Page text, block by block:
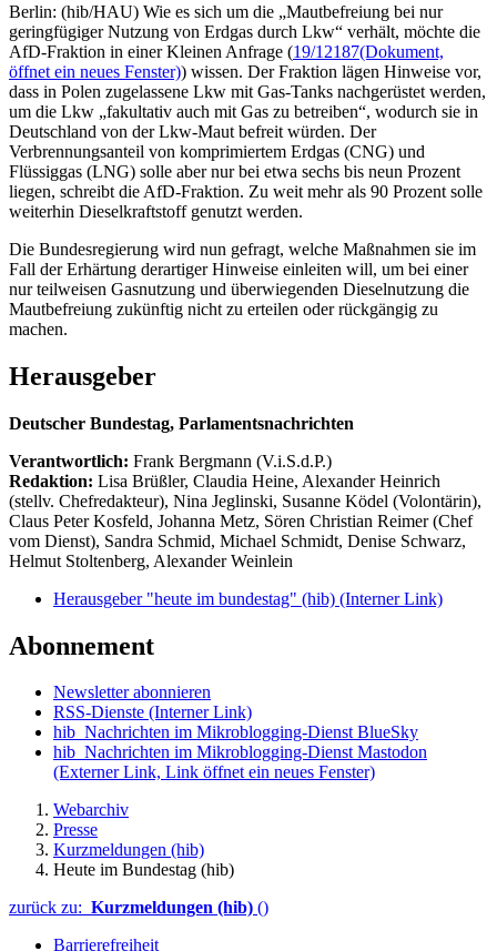
Berlin: (hib/HAU) Wie es sich um die „Mautbefreiung bei nur
geringfügiger Nutzung von Erdgas durch Lkw“ verhält, möchte die
AfD-Fraktion in einer Kleinen Anfrage (19/12187(Dokument,
öffnet ein neues Fenster)) wissen. Der Fraktion lägen Hinweise vor,
dass in Polen zugelassene Lkw mit Gas-Tanks nachgerüstet werden,
um die Lkw „fakultativ auch mit Gas zu betreiben“, wodurch sie in
Deutschland von der Lkw-Maut befreit würden. Der
Verbrennungsanteil von komprimiertem Erdgas (CNG) und
Flüssiggas (LNG) solle aber nur bei etwa sechs bis neun Prozent
liegen, schreibt die AfD-Fraktion. Zu weit mehr als 90 Prozent solle
weiterhin Dieselkraftstoff genutzt werden.
Die Bundesregierung wird nun gefragt, welche Maßnahmen sie im
Fall der Erhärtung derartiger Hinweise einleiten will, um bei einer
nur teilweisen Gasnutzung und überwiegenden Dieselnutzung die
Mautbefreiung zukünftig nicht zu erteilen oder rückgängig zu
machen.
Herausgeber
Deutscher Bundestag, Parlamentsnachrichten
Verantwortlich: Frank Bergmann (V.i.S.d.P.)
Redaktion: Lisa Brüßler, Claudia Heine, Alexander Heinrich
(stellv. Chefredakteur), Nina Jeglinski, Susanne Ködel (Volontärin),
Claus Peter Kosfeld, Johanna Metz, Sören Christian Reimer (Chef
vom Dienst), Sandra Schmid, Michael Schmidt, Denise Schwarz,
Helmut Stoltenberg, Alexander Weinlein
Herausgeber "heute im bundestag" (hib) (Interner Link)
Abonnement
Newsletter abonnieren
RSS-Dienste (Interner Link)
hib_Nachrichten im Mikroblogging-Dienst BlueSky
hib_Nachrichten im Mikroblogging-Dienst Mastodon
(Externer Link, Link öffnet ein neues Fenster)
Webarchiv
Presse
Kurzmeldungen (hib)
Heute im Bundestag (hib)
zurück zu: Kurzmeldungen (hib) ()
Barrierefreiheit